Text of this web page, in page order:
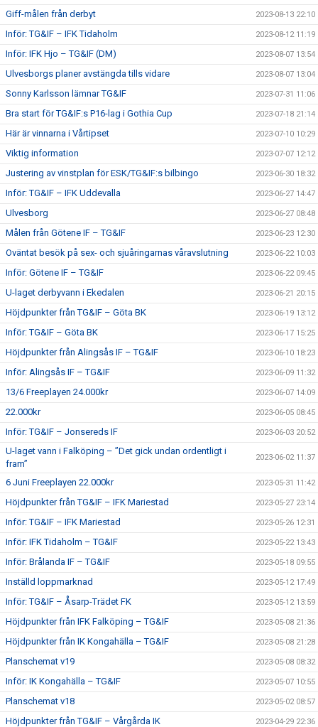
Giff-målen från derbyt 2023-08-13 22:10
Inför: TG&IF – IFK Tidaholm 2023-08-12 11:19
Inför: IFK Hjo – TG&IF (DM) 2023-08-07 13:54
Ulvesborgs planer avstängda tills vidare 2023-08-07 13:04
Sonny Karlsson lämnar TG&IF 2023-07-31 11:06
Bra start för TG&IF:s P16-lag i Gothia Cup 2023-07-18 21:14
Här är vinnarna i Vårtipset 2023-07-10 10:29
Viktig information 2023-07-07 12:12
Justering av vinstplan för ESK/TG&IF:s bilbingo 2023-06-30 18:32
Inför: TG&IF – IFK Uddevalla 2023-06-27 14:47
Ulvesborg 2023-06-27 08:48
Målen från Götene IF – TG&IF 2023-06-23 12:30
Oväntat besök på sex- och sjuåringarnas våravslutning 2023-06-22 10:03
Inför: Götene IF – TG&IF 2023-06-22 09:45
U-laget derbyvann i Ekedalen 2023-06-21 20:15
Höjdpunkter från TG&IF – Göta BK 2023-06-19 13:12
Inför: TG&IF – Göta BK 2023-06-17 15:25
Höjdpunkter från Alingsås IF – TG&IF 2023-06-10 18:23
Inför: Alingsås IF – TG&IF 2023-06-09 11:32
13/6 Freeplayen 24.000kr 2023-06-07 14:09
22.000kr 2023-06-05 08:45
Inför: TG&IF – Jonsereds IF 2023-06-03 20:52
U-laget vann i Falköping – ”Det gick undan ordentligt i
fram”
2023-06-02 11:37
6 Juni Freeplayen 22.000kr 2023-05-31 11:42
Höjdpunkter från TG&IF – IFK Mariestad 2023-05-27 23:14
Inför: TG&IF – IFK Mariestad 2023-05-26 12:31
Inför: IFK Tidaholm – TG&IF 2023-05-22 13:43
Inför: Brålanda IF – TG&IF 2023-05-18 09:55
Inställd loppmarknad 2023-05-12 17:49
Inför: TG&IF – Åsarp-Trädet FK 2023-05-12 13:59
Höjdpunkter från IFK Falköping – TG&IF 2023-05-08 21:36
Höjdpunkter från IK Kongahälla – TG&IF 2023-05-08 21:28
Planschemat v19 2023-05-08 08:32
Inför: IK Kongahälla – TG&IF 2023-05-07 10:55
Planschemat v18 2023-05-02 08:57
Höjdpunkter från TG&IF – Vårgårda IK 2023-04-29 22:36